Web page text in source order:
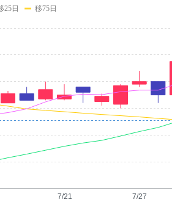
7/21 7/27
25日 移75日